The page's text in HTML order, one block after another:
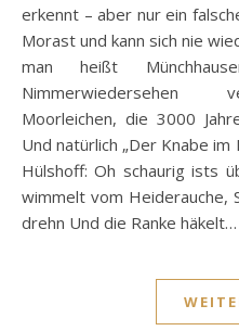
erkennt – aber nur ein
Morast und kann sich nie
man heißt
Nimmerwiedersehen
Moorleichen, die 3000
Und natürlich „Der Knabe
Hülshoff: Oh schaurig ists
wimmelt vom Heiderauche,
drehn Und die Ranke häkelt…